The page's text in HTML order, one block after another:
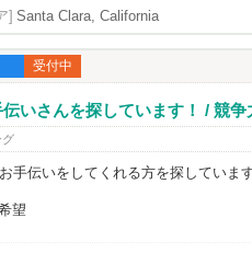
] Santa Clara, California
受付中
いさんを探しています！ / 競争
グ
手伝いをしてくれる方を探してい
望